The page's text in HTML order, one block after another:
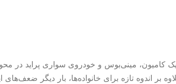
کامیون، مینی‌بوس و خودروی سواری پراید در
بر اندوه تازه برای خانواده‌ها، بار دیگر